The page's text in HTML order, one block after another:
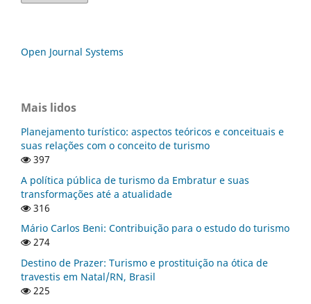
Open Journal Systems
Mais lidos
Planejamento turístico: aspectos teóricos e conceituais e
suas relações com o conceito de turismo
397
A política pública de turismo da Embratur e suas
transformações até a atualidade
316
Mário Carlos Beni: Contribuição para o estudo do turismo
274
Destino de Prazer: Turismo e prostituição na ótica de
travestis em Natal/RN, Brasil
225